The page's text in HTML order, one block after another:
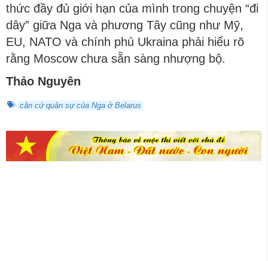
thức đầy đủ giới hạn của mình trong chuyện “đi
dây” giữa Nga và phương Tây cũng như Mỹ,
EU, NATO và chính phủ Ukraina phải hiểu rõ
rằng Moscow chưa sẵn sàng nhượng bộ.
Thảo Nguyên
căn cứ quân sự của Nga ở Belarus